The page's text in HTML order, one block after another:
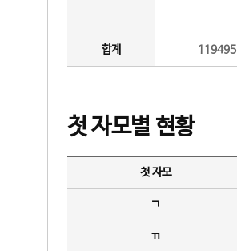
합계
첫 자모별 현황
첫 자모
ㄱ
ㄲ